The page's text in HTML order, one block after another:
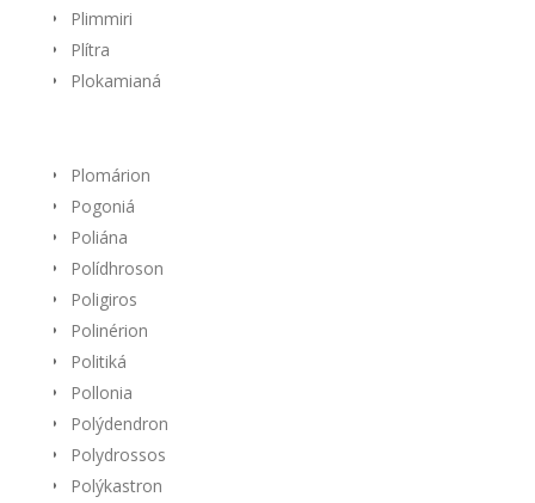
Plimmiri
Plítra
Plokamianá
Plomárion
Pogoniá
Poliána
Polídhroson
Poligiros
Polinérion
Politiká
Pollonia
Polýdendron
Polydrossos
Polýkastron